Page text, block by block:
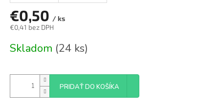
€0,50 / ks
€0,41 bez DPH
cena:
Skladom (24 ks)
PRIDAŤ DO KOŠÍKA